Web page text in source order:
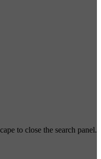
to close the search panel.